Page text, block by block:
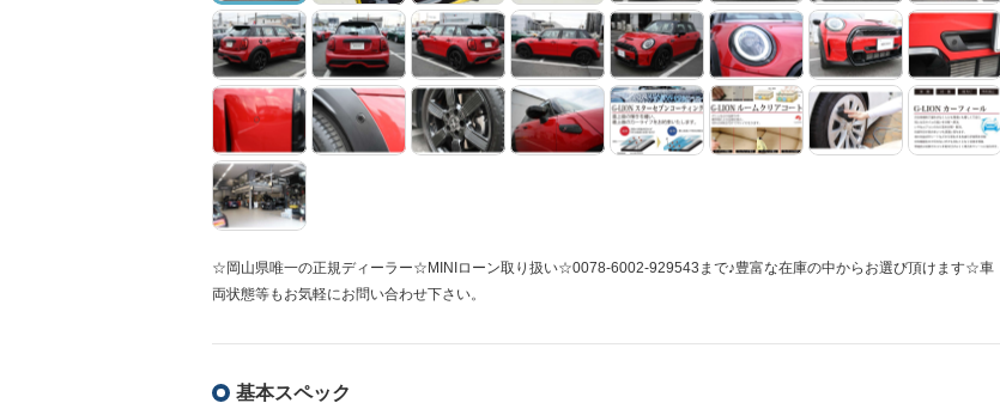
☆岡山県唯一の正規ディーラー☆MINIローン取り扱い☆0078-6002-929543まで♪豊富な在庫の中からお選び頂けます☆車
両状態等もお気軽にお問い合わせ下さい。
基本スペック